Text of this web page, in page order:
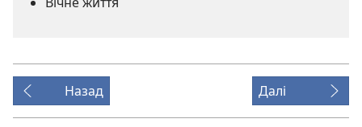
Назад Далі